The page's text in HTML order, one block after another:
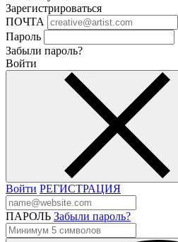
Зарегистрироваться
ПОЧТА
Пароль
Забыли пароль?
Войти
Войти РЕГИСТРАЦИЯ
ПАРОЛЬ Забыли пароль?